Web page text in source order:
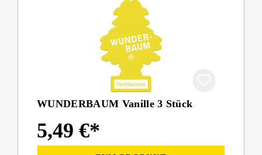
WUNDERBAUM Vanille 3 Stück
5,49 €*